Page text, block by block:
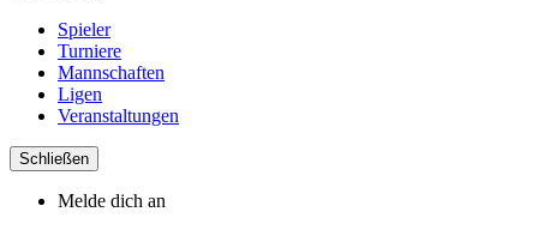
Spieler
Turniere
Mannschaften
Ligen
Veranstaltungen
Schließen
Melde dich an